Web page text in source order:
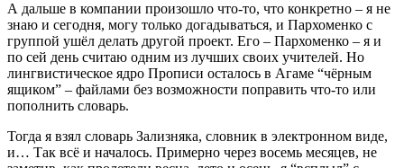
А дальше в компании произошло что-то, что конкретно – я не
знаю и сегодня, могу только догадываться, и Пархоменко с
группой ушёл делать другой проект. Его – Пархоменко – я и
по сей день считаю одним из лучших своих учителей. Но
лингвистическое ядро Прописи осталось в Агаме “чёрным
ящиком” – файлами без возможности поправить что-то или
пополнить словарь.
Тогда я взял словарь Зализняка, словник в электронном виде,
и… Так всё и началось. Примерно через восемь месяцев, не